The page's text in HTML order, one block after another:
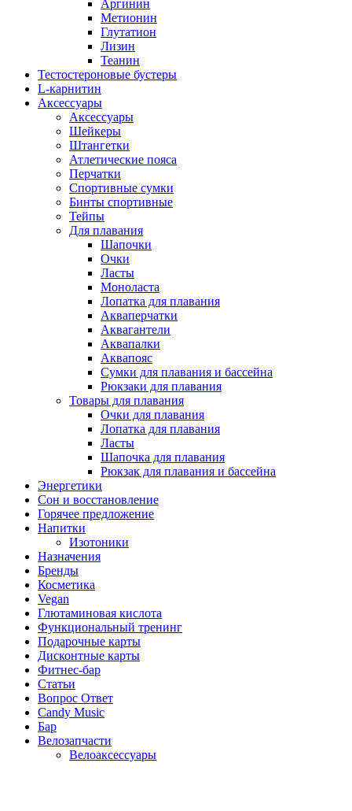
Аргинин
Метионин
Глутатион
Лизин
Теанин
Тестостероновые бустеры
L-карнитин
Аксессуары
Аксессуары
Шейкеры
Штангетки
Атлетические пояса
Перчатки
Спортивные сумки
Бинты спортивные
Тейпы
Для плавания
Шапочки
Очки
Ласты
Моноласта
Лопатка для плавания
Акваперчатки
Аквагантели
Аквапалки
Аквапояс
Сумки для плавания и бассейна
Рюкзаки для плавания
Товары для плавания
Очки для плавания
Лопатка для плавания
Ласты
Шапочка для плавания
Рюкзак для плавания и бассейна
Энергетики
Сон и восстановление
Горячее предложение
Напитки
Изотоники
Назначения
Бренды
Косметика
Vegan
Глютаминовая кислота
Функциональный тренинг
Подарочные карты
Дисконтные карты
Фитнес-бар
Статьи
Вопрос Ответ
Candy Music
Бар
Велозапчасти
Велоаксессуары